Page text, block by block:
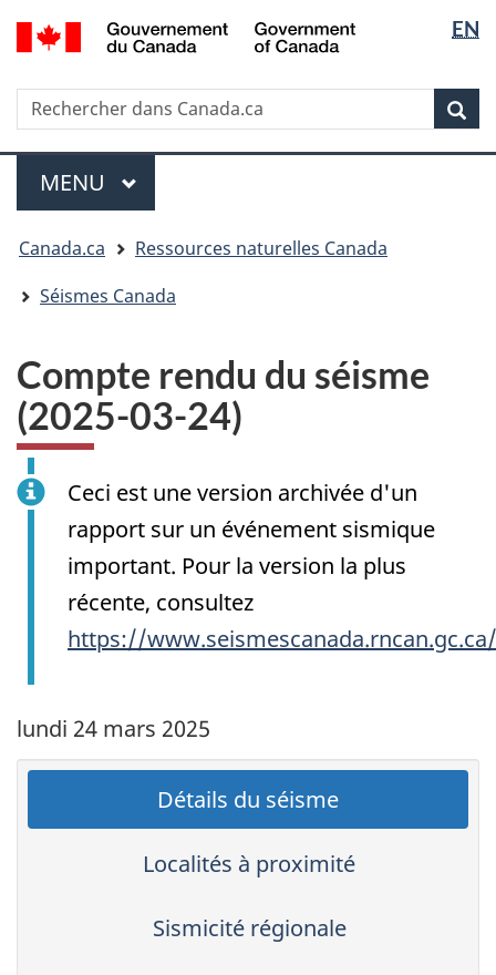
Passer
au
principal
Passer
à
sujet
du
gouvernement »
Passer
à
version
HTML
simplifiée
la
langue
EN
Rechercher
Rechercher
dans
Canada.ca
Menu
MENU PRINCIPAL
êtes
ici
Canada.ca
Ressources naturelles Canada
Séismes Canada
Compte rendu du séisme
(2025-03-24)
Ceci est une version archivée d'un
rapport sur un événement sismique
important. Pour la version la plus
récente, consultez
https://
lundi 24 mars 2025
Détails du séisme
Localités à proximité
Sismicité régionale